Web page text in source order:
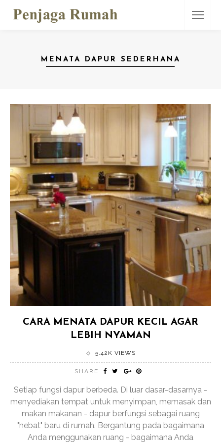
MENATA DAPUR SEDERHANA
CARA MENATA DAPUR KECIL AGAR
LEBIH NYAMAN
5.42K VIEWS
SHARE
Setiap fungsi dapur berbeda. Di luar dasar-dasarnya -
menyediakan tempat untuk menyimpan, memasak dan
makan makanan - dapur berfungsi sebagai ruang
"hebat" baru di rumah. Bergantung pada bagaimana
Anda menggunakan ruang - bagaimana Anda